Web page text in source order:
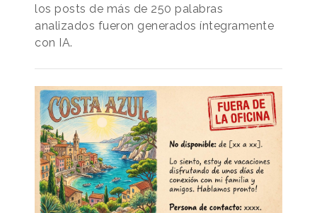
los posts de más de 250 palabras
analizados fueron generados íntegramente
con IA.